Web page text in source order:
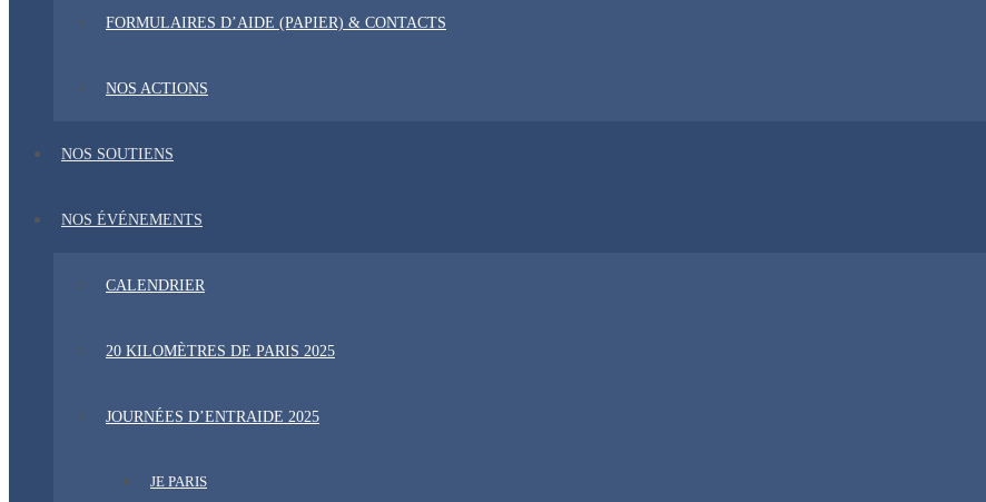
FORMULAIRES D’AIDE (PAPIER) & CONTACTS
NOS ACTIONS
NOS SOUTIENS
NOS ÉVÉNEMENTS
CALENDRIER
20 KILOMÈTRES DE PARIS 2025
JOURNÉES D’ENTRAIDE 2025
JE PARIS